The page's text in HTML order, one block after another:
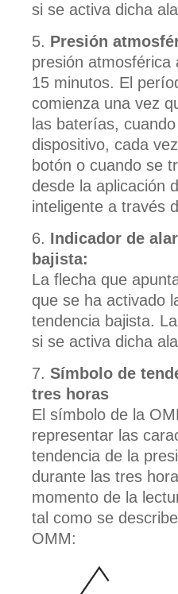
si se activa dicha
Presión
presión atmosférica
15 minutos. El
comienza una vez
las baterías,
dispositivo, cada
botón o cuando se
desde la aplicación
inteligente a través
Indicador de
bajista:
La flecha que
que se ha activado
tendencia bajista.
si se activa dicha
Símbolo de
tres horas
El símbolo de la
representar las
tendencia de la
durante las tres
momento de la
tal como se
OMM: